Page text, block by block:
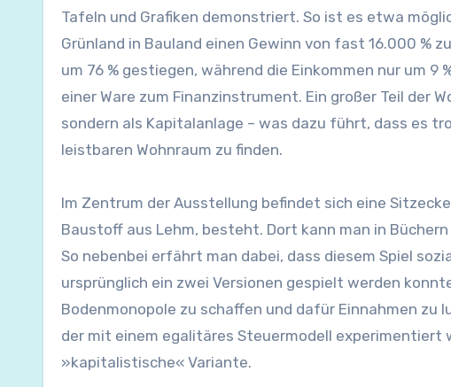
Tafeln und Grafiken demonstriert. So ist es etwa
Grünland in Bauland einen Gewinn von fast 16.000 %
um 76 % gestiegen, während die Einkommen nur um
einer Ware zum Finanzinstrument. Ein großer Teil der
sondern als Kapitalanlage – was dazu führt, dass es
leistbaren Wohnraum zu finden.
Im Zentrum der Ausstellung befindet sich eine
Baustoff aus Lehm, besteht. Dort kann man in
So nebenbei erfährt man dabei, dass diesem Spiel
ursprünglich ein zwei Versionen gespielt werden
Bodenmonopole zu schaffen und dafür Einnahmen zu
der mit einem egalitäres Steuermodell experimentiert
»kapitalistische« Variante.